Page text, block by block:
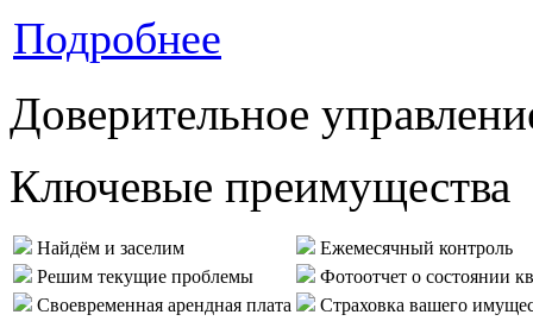
Подробнее
Доверительное
Ключевые преимущества
Найдём и заселим
Ежемесячный контроль
Решим текущие проблемы
Фотоотчет о состоянии
Своевременная арендная плата
Страховка вашего